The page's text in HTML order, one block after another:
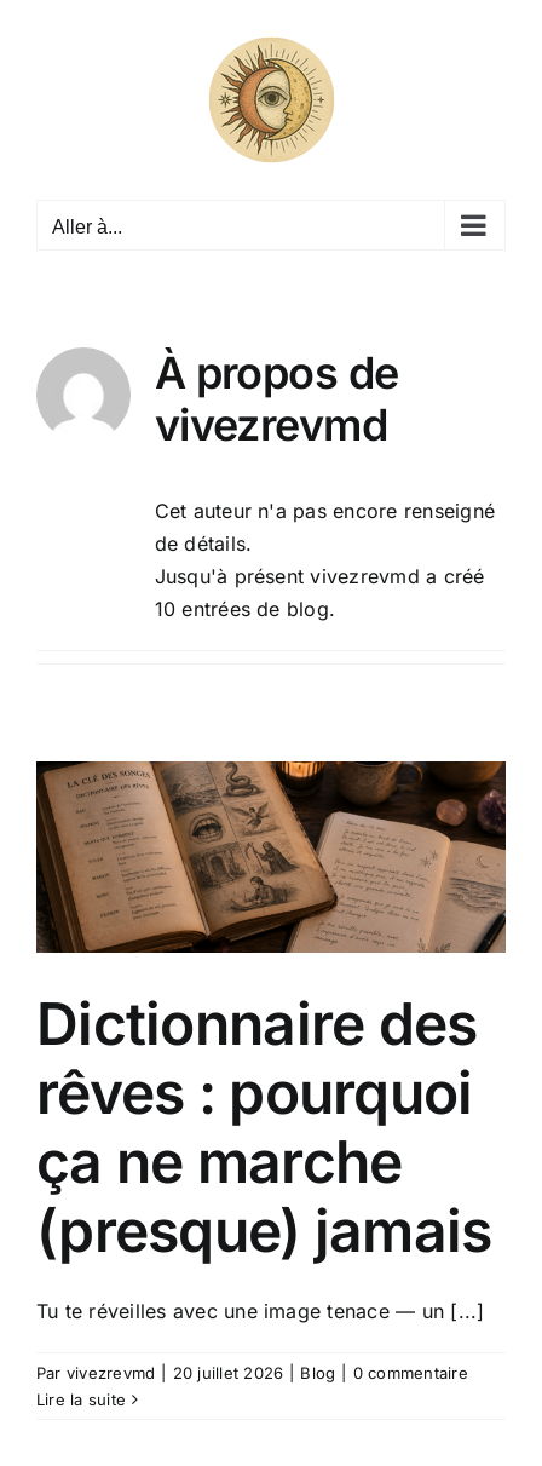
Aller à...
À propos de
vivezrevmd
Cet auteur n'a pas encore renseigné
de détails.
Jusqu'à présent vivezrevmd a créé
10 entrées de blog.
Dictionnaire des
rêves : pourquoi
ça ne marche
(presque) jamais
Tu te réveilles avec une image tenace — un [...]
Par vivezrevmd 20 juillet 2026 Blog
0 commentaire
Lire la suite